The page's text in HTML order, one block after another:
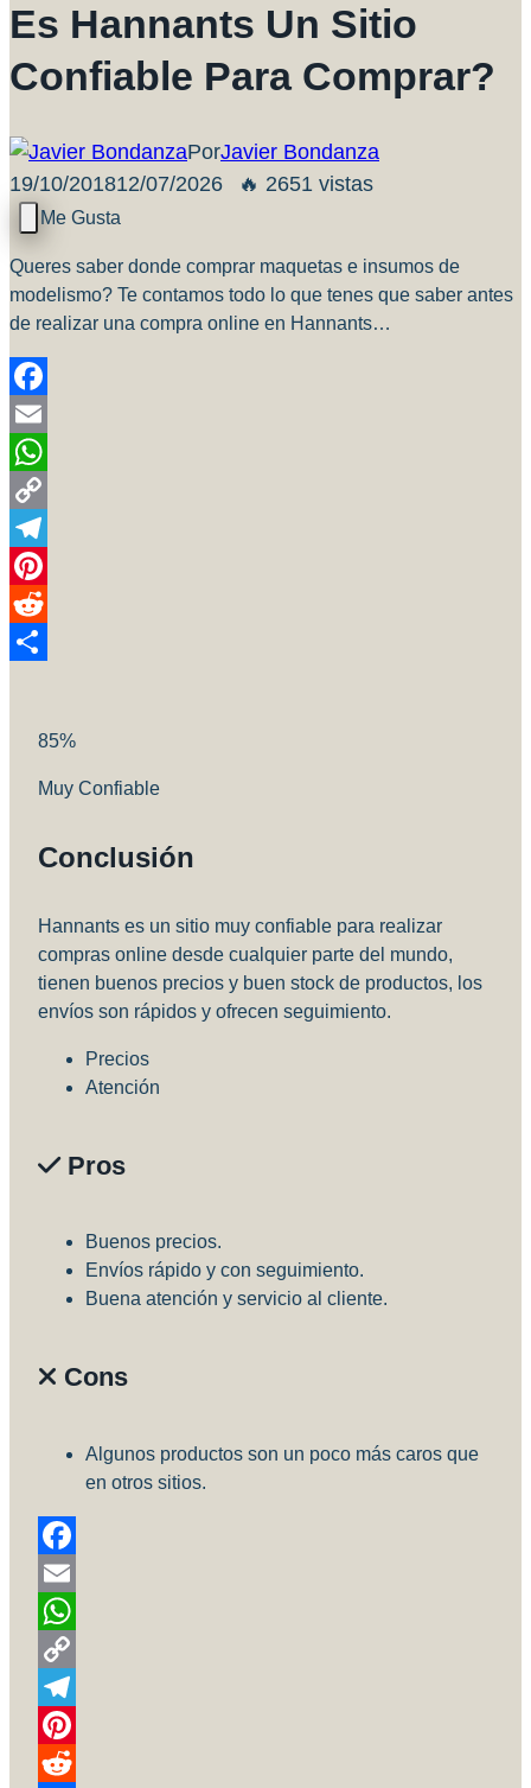
Es Hannants Un Sitio
Confiable Para Comprar?
PorJavier Bondanza
19/10/201812/07/2026 🔥 2651 vistas
Queres saber donde comprar maquetas e insumos de
modelismo? Te contamos todo lo que tenes que saber antes
de realizar una compra online en Hannants…
Facebook
Email
WhatsApp
Copy
Link
Telegram
Pinterest
Reddit
85%
Muy Confiable
Conclusión
Hannants es un sitio muy confiable para realizar
compras online desde cualquier parte del mundo,
tienen buenos precios y buen stock de productos, los
envíos son rápidos y ofrecen seguimiento.
Precios
Atención
Pros
Buenos precios.
Envíos rápido y con seguimiento.
Buena atención y servicio al cliente.
Cons
Algunos productos son un poco más caros que
en otros sitios.
Facebook
Email
WhatsApp
Copy
Link
Telegram
Pinterest